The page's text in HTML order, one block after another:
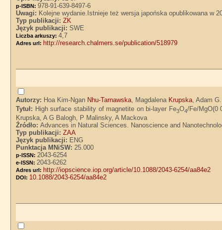
p-ISBN:978-91-639-8497-6
Uwagi: Kolejne wydanie.Istnieje też wersja japońska opublikowana w
Typ publikacji:ZK
Język publikacji:SWE
Liczba arkuszy:4,7
Adres url: http://research.chalmers.se/publication/518979
Autorzy: Hoa Kim-Ngan Nhu-Tarnawska, Magdalena Krupska, Adam
Tytuł: High surface stability of magnetite on bi-layer Fe3O4/Fe/MgO(0
Krupska, A G Balogh, P Malinsky, A Mackova
Źródło:Advances in Natural Sciences. Nanoscience and
Typ publikacji:ZAA
Język publikacji: ENG
Punktacja MNiSW:25.000
p-ISSN:2043-6254
e-ISSN:2043-6262
Adres url: http://iopscience.iop.org/article/10.1088/2043-6254/aa84e2
DOI: 10.1088/2043-6254/aa84e2